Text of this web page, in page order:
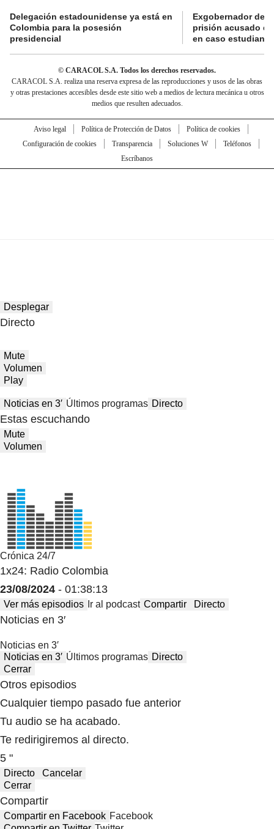
Delegación estadounidense ya está en
Colombia para la posesión
presidencial
Exgobernador de
prisión acusado
en caso
© CARACOL S.A. Todos los derechos reservados.
CARACOL S.A. realiza una reserva expresa de las reproducciones y usos de las obras
y otras prestaciones accesibles desde este sitio web a medios de lectura mecánica u otros
medios que resulten adecuados.
Aviso legal Política de Protección de Datos
Política de cookies
Configuración de cookies
Transparencia Soluciones W
Teléfonos
Escríbanos
Desplegar
Directo
Mute
Volumen
Play
Noticias en 3′ Últimos programas Directo
Estas escuchando
Mute
Volumen
Crónica 24/7
1x24: Radio Colombia
23/08/2024 - 01:38:13
Ver más episodios Ir al podcast Compartir Directo
Noticias en 3′
Noticias en 3′
Noticias en 3′ Últimos programas Directo
Cerrar
Otros episodios
Cualquier tiempo pasado fue anterior
Tu audio se ha acabado.
Te redirigiremos al directo.
5 "
Directo
Cancelar
Cerrar
Compartir
Compartir en Facebook Facebook